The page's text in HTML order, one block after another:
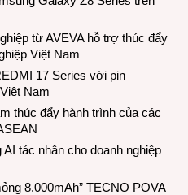
từ AVEVA hỗ trợ thúc đẩy
Việt Nam
17 Series với pin
Nam
thúc đẩy hành trình của các
tác nhân cho doanh nghiệp
8.000mAh” TECNO POVA